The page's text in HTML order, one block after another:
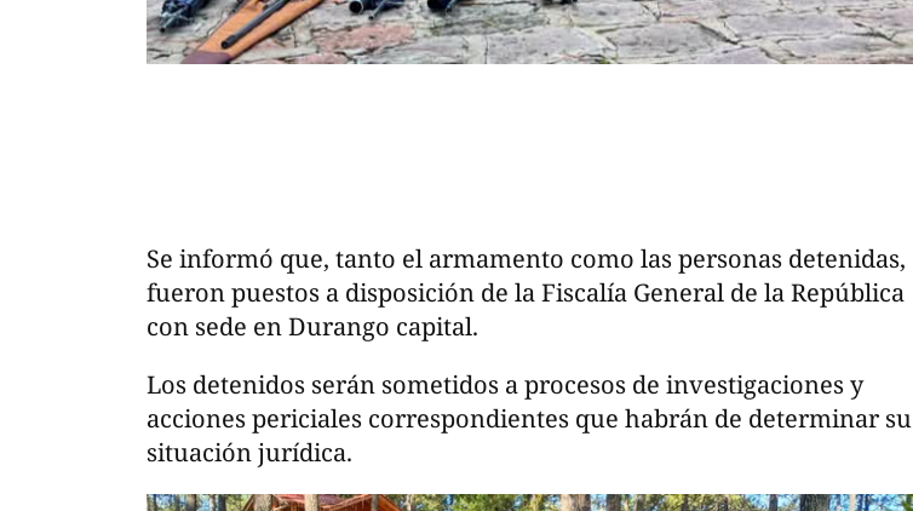
Se informó que, tanto el armamento como las personas detenidas,
fueron puestos a disposición de la Fiscalía General de la República
con sede en Durango capital.
Los detenidos serán sometidos a procesos de investigaciones y
acciones periciales correspondientes que habrán de determinar su
situación jurídica.